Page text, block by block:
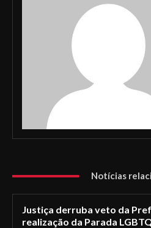
Notícias
Justiça derruba veto da
realização da Parada